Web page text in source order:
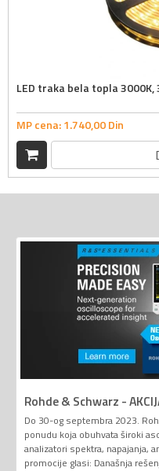
LED traka bela topla 3000K,
MP cena:1.740,00Din
Rohde & Schwarz -
Do 30-og septembra 2023.
ponudu koja obuhvata široki
analizatori spektra, napajanja,
promocije glasi: Današnja